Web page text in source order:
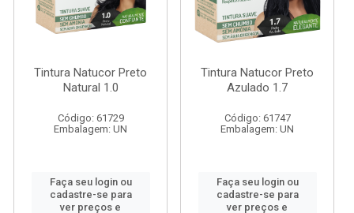
Tintura Natucor Preto
Natural 1.0
Código: 61729
Embalagem: UN
Faça seu login ou
cadastre-se para
ver preços e
Tintura Natucor Preto
Azulado 1.7
Código: 61747
Embalagem: UN
Faça seu login ou
cadastre-se para
ver preços e